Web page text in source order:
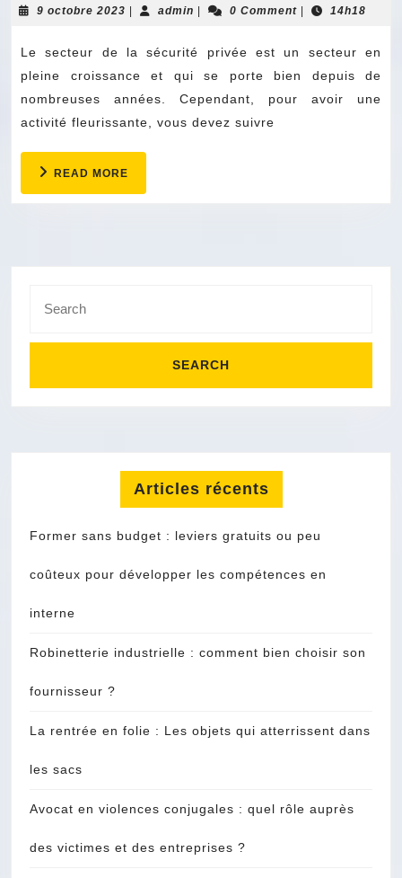
une
de
sécurité
?
9 octobre 2023 9
admin admin 0 Comment 14h18
Le secteur de la sécurité privée est un secteur en
pleine croissance et qui se porte bien depuis de
nombreuses années. Cependant, pour avoir une
activité fleurissante, vous devez suivre
READ MORE
for:
Articles récents
Former sans budget : leviers gratuits ou peu
coûteux pour développer les compétences en
interne
Robinetterie industrielle : comment bien choisir son
fournisseur ?
La rentrée en folie : Les objets qui atterrissent dans
les sacs
Avocat en violences conjugales : quel rôle auprès
des victimes et des entreprises ?